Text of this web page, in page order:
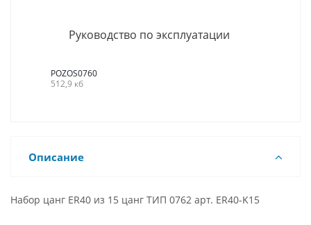
Руководство по эксплуатации
POZOS0760
512,9 кб
Описание
Набор цанг ER40 из 15 цанг ТИП 0762 арт. ER40-K15